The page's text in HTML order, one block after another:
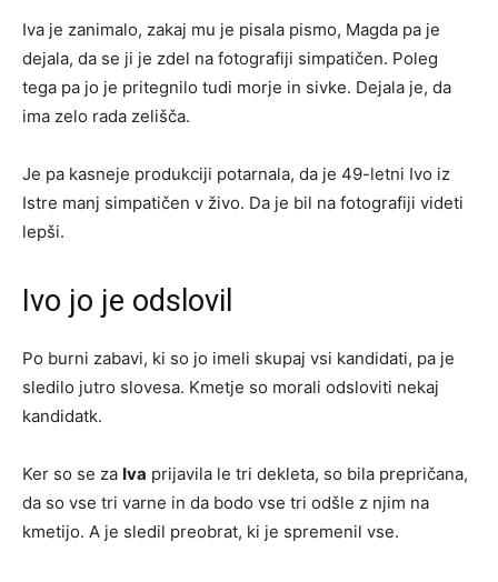
Iva je zanimalo, zakaj mu je pisala pismo, Magda pa je
dejala, da se ji je zdel na fotografiji simpatičen. Poleg
tega pa jo je pritegnilo tudi morje in sivke. Dejala je, da
ima zelo rada zelišča.
Je pa kasneje produkciji potarnala, da je 49-letni Ivo iz
Istre manj simpatičen v živo. Da je bil na fotografiji videti
lepši.
Ivo jo je odslovil
Po burni zabavi, ki so jo imeli skupaj vsi kandidati, pa je
sledilo jutro slovesa. Kmetje so morali odsloviti nekaj
kandidatk.
Ker so se za Iva prijavila le tri dekleta, so bila prepričana,
da so vse tri varne in da bodo vse tri odšle z njim na
kmetijo. A je sledil preobrat, ki je spremenil vse.